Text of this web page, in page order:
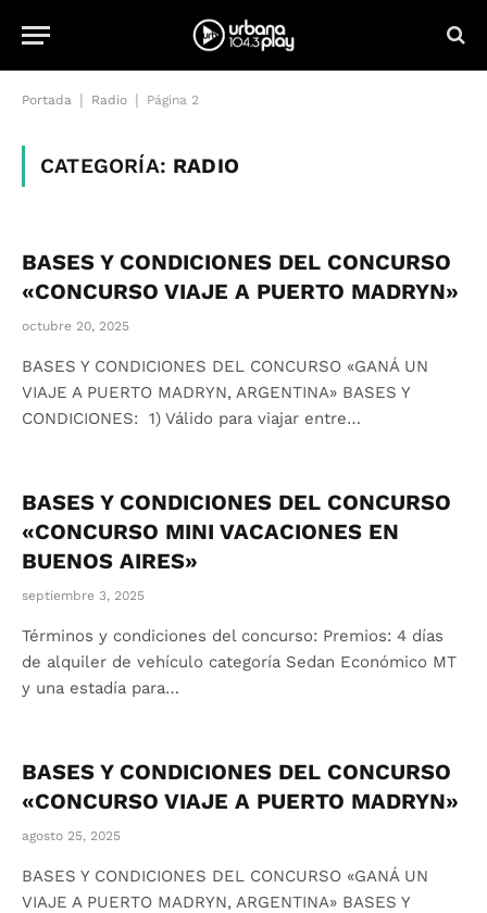
Portada Radio Página 2
CATEGORÍA: RADIO
BASES Y CONDICIONES DEL CONCURSO
«CONCURSO VIAJE A PUERTO MADRYN»
octubre 20, 2025
BASES Y CONDICIONES DEL CONCURSO «GANÁ UN
VIAJE A PUERTO MADRYN, ARGENTINA» BASES Y
CONDICIONES: 1) Válido para viajar entre…
BASES Y CONDICIONES DEL CONCURSO
«CONCURSO MINI VACACIONES EN
BUENOS AIRES»
septiembre 3, 2025
Términos y condiciones del concurso: Premios: 4 días
de alquiler de vehículo categoría Sedan Económico MT
y una estadía para…
BASES Y CONDICIONES DEL CONCURSO
«CONCURSO VIAJE A PUERTO MADRYN»
agosto 25, 2025
BASES Y CONDICIONES DEL CONCURSO «GANÁ UN
VIAJE A PUERTO MADRYN, ARGENTINA» BASES Y